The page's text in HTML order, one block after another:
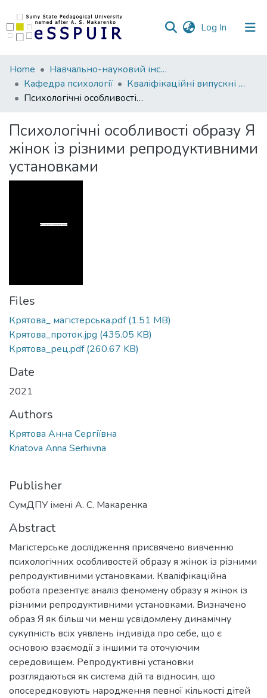
Log In (current)
Communities
&
Collections
Statistics
Home
Навчально-науковий інститут педагогіки і психології
Кафедра психології
Кваліфікаційні випускні роботи здобувачів вищої освіти
Психологічні особливості образу Я жінок із різними репродуктивними установками
Психологічні особливості образу Я
жінок із різними репродуктивними
установками
Files
Крятова_ магістерська.pdf(1.51 MB)
Крятова_проток.jpg (435.05 KB)
Крятова_рец.pdf(260.67 KB)
Date
2021
Authors
Крятова Анна Сергіївна
Kriatova Anna Serhiivna
Publisher
СумДПУ імені А. С. Макаренка
Abstract
Магістерське дослідження присвячено вивченню
психологічних особливостей образу я жінок із різними
репродуктивними установками. Кваліфікаційна
робота презентує аналіз феномену образу я жінок із
різними репродуктивними установками. Визначено
образ Я як більш чи менш усвідомлену динамічну
сукупність всіх уявлень індивіда про себе, що є
основою взаємодії з іншими та оточуючим
середовищем. Репродуктивні установки
розглядаються як система дій та відносин, що
опосередковують народження певної кількості дітей